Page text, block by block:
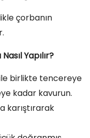
çorbanın
Yapılır?
ile birlikte tencereye
kadar kavurun.
karıştırarak